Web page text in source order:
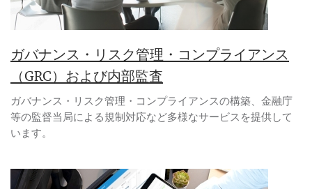
ガバナンス・リスク管理・コンプライアンス
（GRC）および内部監査
ガバナンス・リスク管理・コンプライアンスの構築、金融庁
等の監督当局による規制対応など多様なサービスを提供して
います。